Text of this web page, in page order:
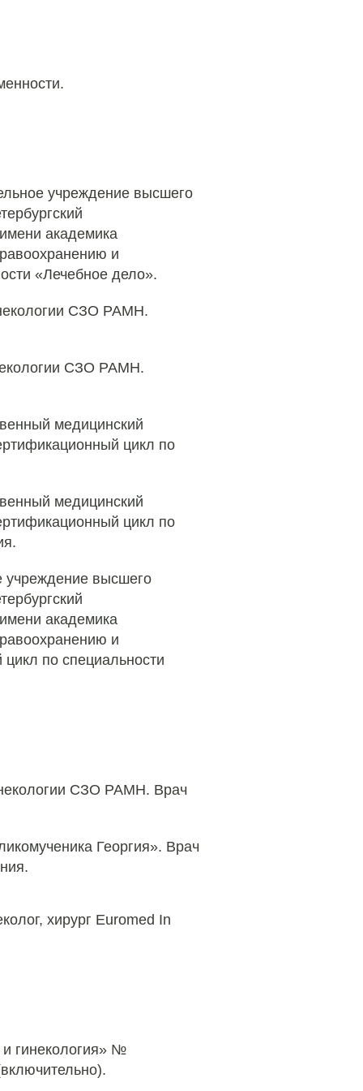
учреждение высшего
академика
и
«Лечебное дело».
СЗО РАМН.
СЗО РАМН.
медицинский
цикл по
медицинский
цикл по
учреждение высшего
академика
и
по специальности
СЗО РАМН. Врач
Георгия». Врач
хирург Euromed In
гинекология» №